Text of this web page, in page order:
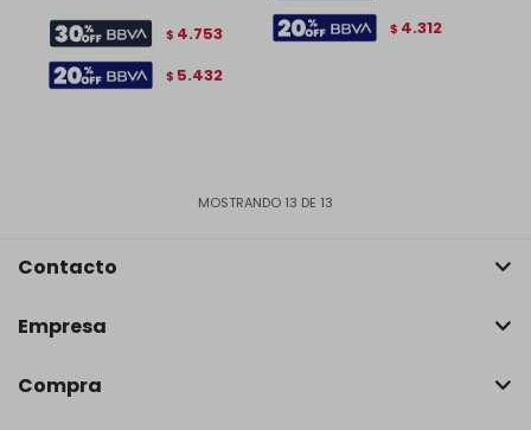
$ 4.753
$ 5.432
$ 4.312
MOSTRANDO 13 DE 13
Contacto
Empresa
Compra